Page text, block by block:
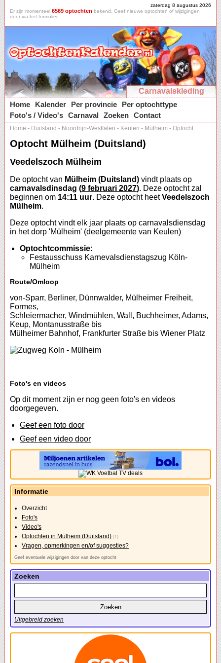
zaterdag 8 augustus 2026
Er zijn momenteel 6569 optochten bekend. Geef nieuwe optochten of wijzigingen
door via het formulier.
Carnavalskleding
Home
Kalender Per provincie
Per optochttype
Foto's / Video's Carnaval Zoeken Contact
Home - Duitsland - Noordrijn-Westfalen - Keulen - Mülheim - Optocht
Optocht Mülheim (Duitsland)
Veedelszoch Mülheim
De optocht van Mülheim (Duitsland) vindt plaats op
carnavalsdinsdag (9 februari 2027). Deze optocht zal
beginnen om 14:11 uur. Deze optocht heetVeedelszoch
Mülheim.
Deze optocht vindt elk jaar plaats op carnavalsdiensdag
in het dorp 'Mülheim' (deelgemeente van Keulen)
Optochtcommissie:
Festausschuss Karnevalsdienstagszug Köln-
Mülheim
Route/Omloop
von-Sparr, Berliner, Dünnwalder, Mülheimer Freiheit,
Formes,
Schleiermacher, Windmühlen, Wall, Buchheimer, Adams,
Keup, Montanusstraße bis
Mülheimer Bahnhof, Frankfurter Straße bis Wiener Platz
Foto's en videos
Op dit moment zijn er nog geen foto's en videos
doorgegeven.
Geef een foto door
Geef een video door
Informatie
Overzicht
Foto's
Video's
Optochten in Mülheim (Duitsland) (1)
Vragen, opmerkingen en/of suggesties?
Geef eventuele wijzigingen door van deze optocht
Zoeken
Uitgebreid zoeken